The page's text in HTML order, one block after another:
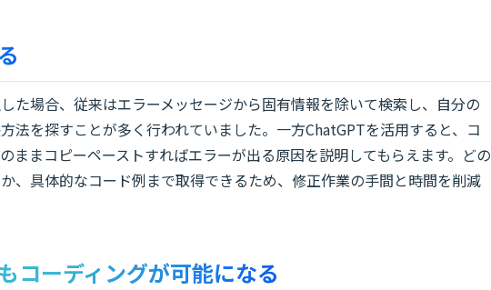
た場合、従来はエラーメッセージから固有情報を除いて検索し、自分の
法を探すことが多く行われていました。一方ChatGPTを活用すると、コ
ままコピーペーストすればエラーが出る原因を説明してもらえます。どの
、具体的なコード例まで取得できるため、修正作業の手間と時間を削減
コーディングが可能になる